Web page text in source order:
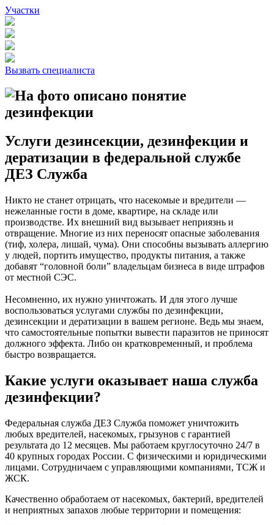
Участки
Вызвать специалиста
Услуги дезинсекции, дезинфекции и
дератизации в федеральной службе
ДЕЗ Служба
Никто не станет отрицать, что насекомые и вредители —
нежеланные гости в доме, квартире, на складе или
производстве. Их внешний вид вызывает неприязнь и
отвращение. Многие из них переносят опасные заболевания
(тиф, холера, лишай, чума). Они способны вызывать аллергию
у людей, портить имущество, продукты питания, а также
добавят “головной боли” владельцам бизнеса в виде штрафов
от местной СЭС.
Несомненно, их нужно уничтожать. И для этого лучше
воспользоваться услугами службы по дезинфекции,
дезинсекции и дератизации в вашем регионе. Ведь мы знаем,
что самостоятельные попытки вывести паразитов не приносят
должного эффекта. Либо он кратковременный, и проблема
быстро возвращается.
Какие услуги оказывает наша служба
дезинфекции?
Федеральная служба ДЕЗ Служба поможет уничтожить
любых вредителей, насекомых, грызунов с гарантией
результата до 12 месяцев. Мы работаем круглосуточно 24/7 в
40 крупных городах России. С физическими и юридическими
лицами. Сотрудничаем с управляющими компаниями, ТСЖ и
ЖСК.
Качественно обработаем от насекомых, бактерий, вредителей
и неприятных запахов любые территории и помещения: